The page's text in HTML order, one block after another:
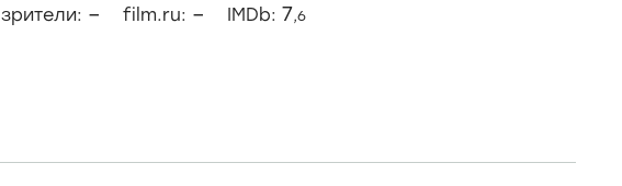
зрители: – film.ru: – IMDb: 7,6